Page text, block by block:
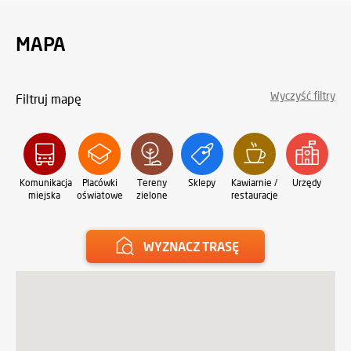
MAPA
Filtruj mapę
Komunikacja
miejska
Placówki
oświatowe
Tereny
zielone
Sklepy
Kawiarnie /
restauracje
Urzędy
Wyczyść filtry
WYZNACZ TRASĘ